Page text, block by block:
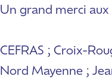
Un grand merci aux
CEFRAS ; Croix-
Nord Mayenne ;